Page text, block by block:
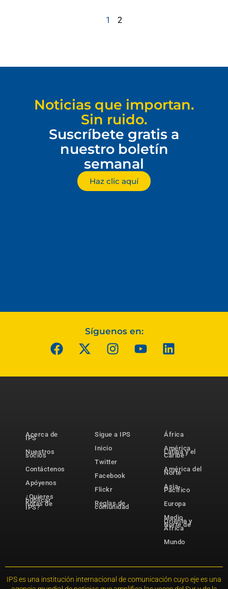
1 2
Noticias que importan.
Sin ruido.
Suscríbete gratis a
nuestro boletín
semanal
Haz clic aquí
Síguenos en:
Acerca de
IPS
Nuestros
socios
Contáctenos
Apóyenos
¿Quieres
publicar
notas de
IPS?
Sigue a IPS
Inicio
Twitter
Facebook
Flickr
Reglas de
comunidad
África
América
Latina y el
Caribe
América del
Norte
Asia-
Pacífico
Europa
Medio
Oriente y
Norte de
África
Mundo
IPS es una institución internacional de comunicación cuyo eje es una